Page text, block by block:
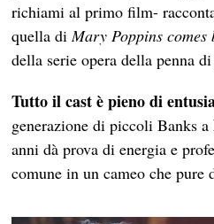
richiami al primo film-
quella diMary Poppins comes
della serie opera della penna
Tutto il cast è pieno di
generazione di piccoli Banks a
anni dà prova di energia e
comune in un cameo che pure